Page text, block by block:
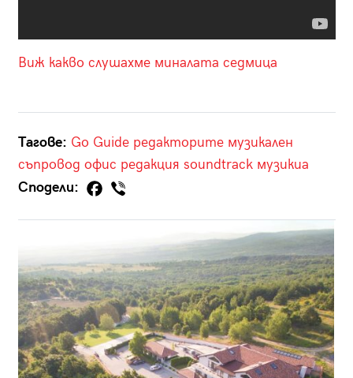
Виж какво слушахме миналата седмица
Тагове: Go Guide редакторите музикален
съпровод офис редакция soundtrack музикиа
Сподели: